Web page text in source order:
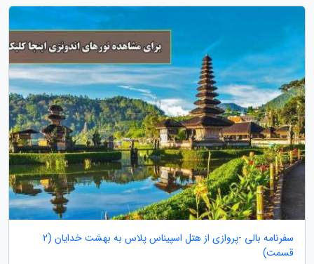
سفرنامه بالی -پروازی از هتل اسپیناس پلاس به بهشت خدایان (2
قسمت)